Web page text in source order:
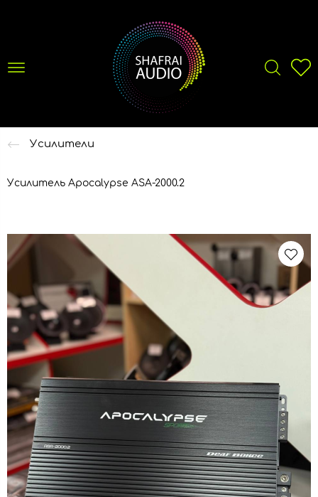
Усилители
Усилитель Apocalypse ASA-2000.2